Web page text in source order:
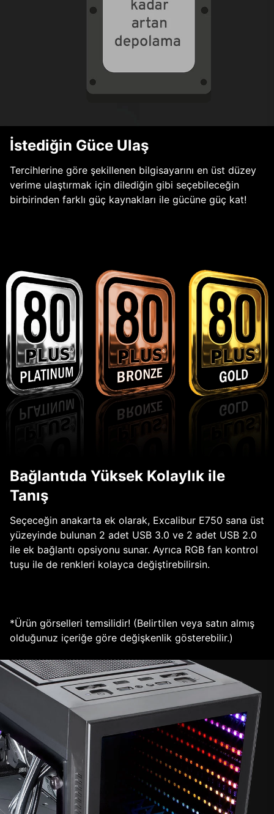
İstediğin Güce Ulaş
Tercihlerine göre şekillenen bilgisayarını en üst düzey
verime ulaştırmak için dilediğin gibi seçebileceğin
birbirinden farklı güç kaynakları ile gücüne güç kat!
Bağlantıda Yüksek Kolaylık ile
Tanış
Seçeceğin anakarta ek olarak, Excalibur E750 sana üst
yüzeyinde bulunan 2 adet USB 3.0 ve 2 adet USB 2.0
ile ek bağlantı opsiyonu sunar. Ayrıca RGB fan kontrol
tuşu ile de renkleri kolayca değiştirebilirsin.
*Ürün görselleri temsilidir! (Belirtilen veya satın almış
olduğunuz içeriğe göre değişkenlik gösterebilir.)